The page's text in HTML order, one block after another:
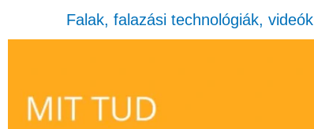
Falak, falazási technológiák, videók